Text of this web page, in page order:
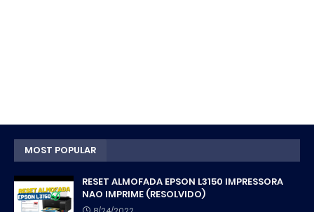
MOST POPULAR
RESET ALMOFADA EPSON L3150 IMPRESSORA
NAO IMPRIME (RESOLVIDO)